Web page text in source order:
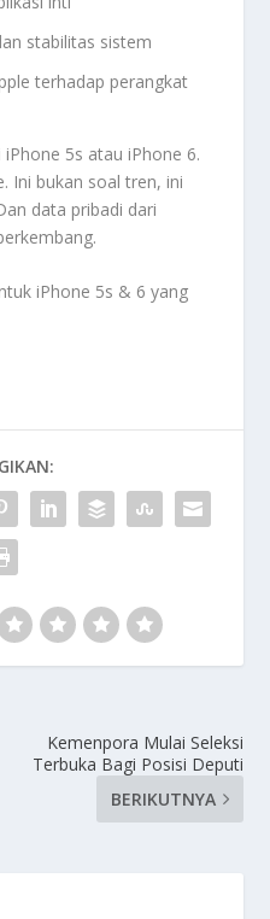
stabilitas sistem
terhadap perangkat
5s atau iPhone 6.
Ini bukan soal tren, ini
data pribadi dari
iPhone 5s & 6 yang
Kemenpora Mulai Seleksi
Terbuka Bagi Posisi Deputi
BERIKUTNYA